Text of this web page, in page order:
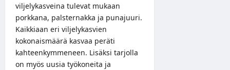
viljelykasveina tulevat mukaan
porkkana, palsternakka ja punajuuri.
Kaikkiaan eri viljelykasvien
kokonaismäärä kasvaa peräti
kahteenkymmeneen. Lisäksi tarjolla
on myös uusia työkoneita ja